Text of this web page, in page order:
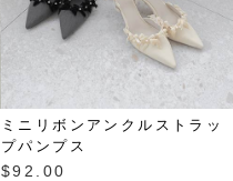
ミニリボンアンクルストラッ
プパンプス
$‌92.00